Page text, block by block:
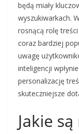
będą miały
wyszukiwarkach.
rosnącą rolę
coraz bardziej
uwagę
inteligencji
personalizację
skuteczniejsze
Jakie